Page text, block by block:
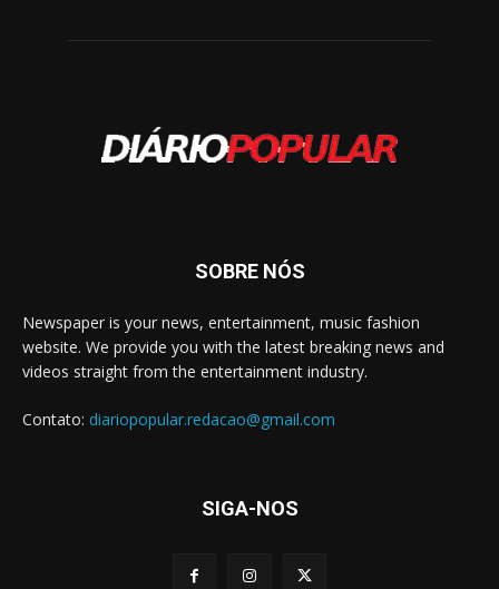
SOBRE NÓS
Newspaper is your news, entertainment, music fashion
website. We provide you with the latest breaking news and
videos straight from the entertainment industry.
Contato: diariopopular.redacao@gmail.com
SIGA-NOS